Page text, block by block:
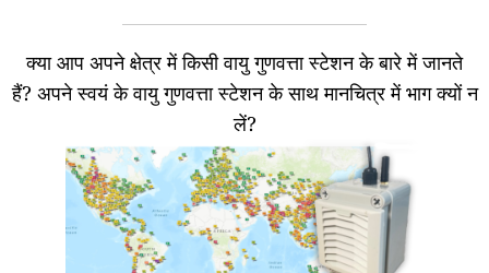
क्या आप अपने क्षेत्र में किसी वायु गुणवत्ता स्टेशन के बारे में जानते
हैं? अपने स्वयं के वायु गुणवत्ता स्टेशन के साथ मानचित्र में भाग क्यों न
लें?